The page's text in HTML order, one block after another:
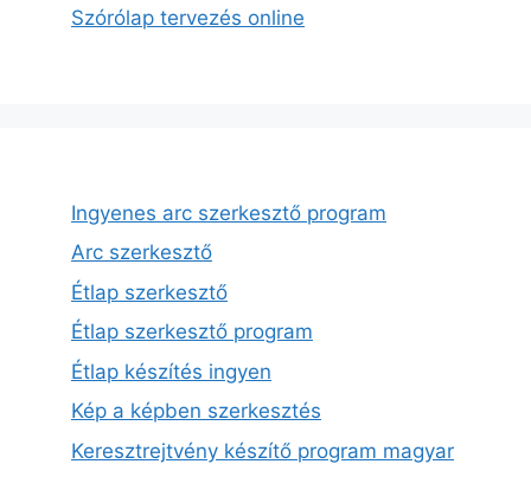
Szórólap tervezés online
Ingyenes arc szerkesztő program
Arc szerkesztő
Étlap szerkesztő
Étlap szerkesztő program
Étlap készítés ingyen
Kép a képben szerkesztés
Keresztrejtvény készítő program magyar